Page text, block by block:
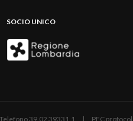
SOCIO UNICO
39.02 39331.1 | PEC